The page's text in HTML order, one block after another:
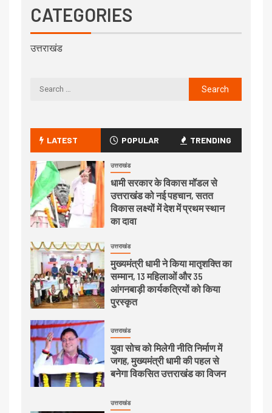
CATEGORIES
उत्तराखंड
LATEST POPULAR TRENDING
उत्तराखंड
धामी सरकार के विकास मॉडल से
उत्तराखंड को नई पहचान, सतत
विकास लक्ष्यों में देश में प्रथम स्थान
का दावा
उत्तराखंड
मुख्यमंत्री धामी ने किया मातृशक्ति का
सम्मान, 13 महिलाओं और 35
आंगनबाड़ी कार्यकत्रियों को किया
पुरस्कृत
उत्तराखंड
युवा सोच को मिलेगी नीति निर्माण में
जगह, मुख्यमंत्री धामी की पहल से
बनेगा विकसित उत्तराखंड का विजन
उत्तराखंड